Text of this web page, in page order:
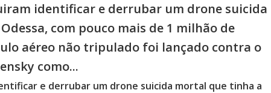
identificar e derrubar um drone suicida
com pouco mais de 1 milhão de
aéreo não tripulado foi lançado contra o
como...
e derrubar um drone suicida mortal que tinha a